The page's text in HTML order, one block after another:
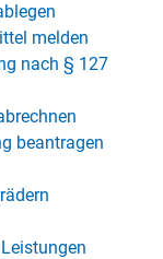
melden
nach § 127
beantragen